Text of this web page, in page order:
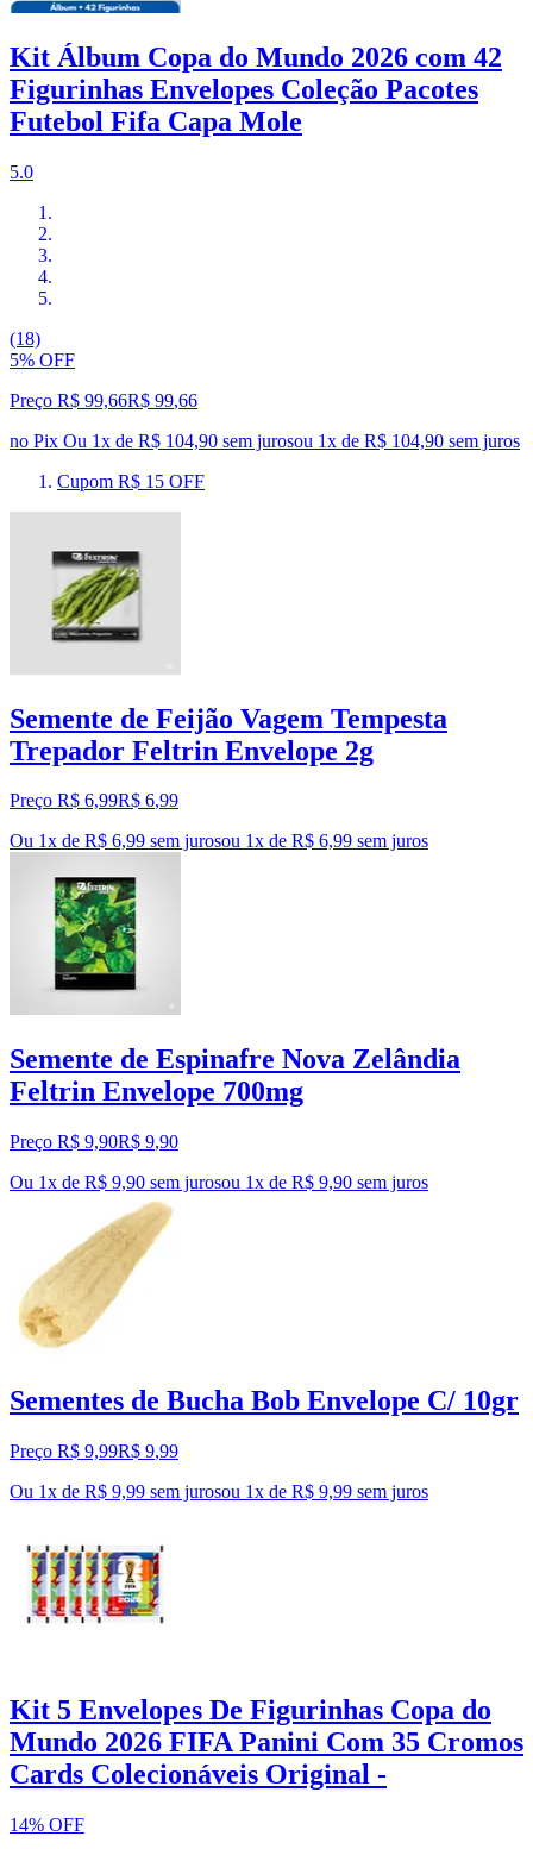
Kit Álbum Copa do Mundo 2026 com 42
Figurinhas Envelopes Coleção Pacotes
Futebol Fifa Capa Mole
5.0
(18)
5% OFF
Preço R$ 99,66R$ 99,66
no Pix Ou 1x de R$ 104,90 sem jurosou 1x de R$ 104,90 sem juros
Cupom R$ 15 OFF
Semente de Feijão Vagem Tempesta
Trepador Feltrin Envelope 2g
Preço R$ 6,99R$ 6,99
Ou 1x de R$ 6,99 sem jurosou 1x de R$ 6,99 sem juros
Semente de Espinafre Nova Zelândia
Feltrin Envelope 700mg
Preço R$ 9,90R$ 9,90
Ou 1x de R$ 9,90 sem jurosou 1x de R$ 9,90 sem juros
Sementes de Bucha Bob Envelope C/ 10gr
Preço R$ 9,99R$ 9,99
Ou 1x de R$ 9,99 sem jurosou 1x de R$ 9,99 sem juros
Kit 5 Envelopes De Figurinhas Copa do
Mundo 2026 FIFA Panini Com 35 Cromos
Cards Colecionáveis Original -
14% OFF